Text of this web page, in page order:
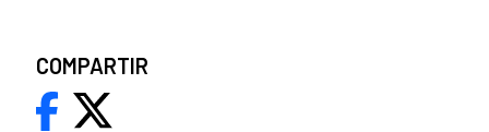
COMPARTIR